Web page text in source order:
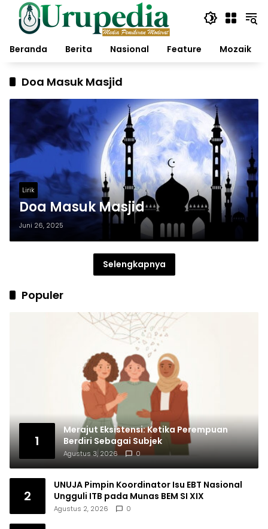
Langsung
konten
Beranda
Berita Nasional Feature Mozaik
Doa Masuk Masjid
Lirik
Doa Masuk Masjid
Juni 26, 2025
Selengkapnya
Populer
1
Merajut Eksistensi: Ketika Perempuan
Berdiri Sebagai Subjek
Agustus 3, 2026 0
2
UNUJA Pimpin Koordinator Isu EBT Nasional
Ungguli ITB pada Munas BEM SI XIX
Agustus 2, 2026 0